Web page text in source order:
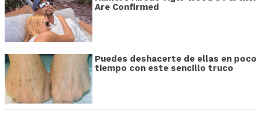
Are Confirmed
Puedes deshacerte de ellas en poco
tiempo con este sencillo truco